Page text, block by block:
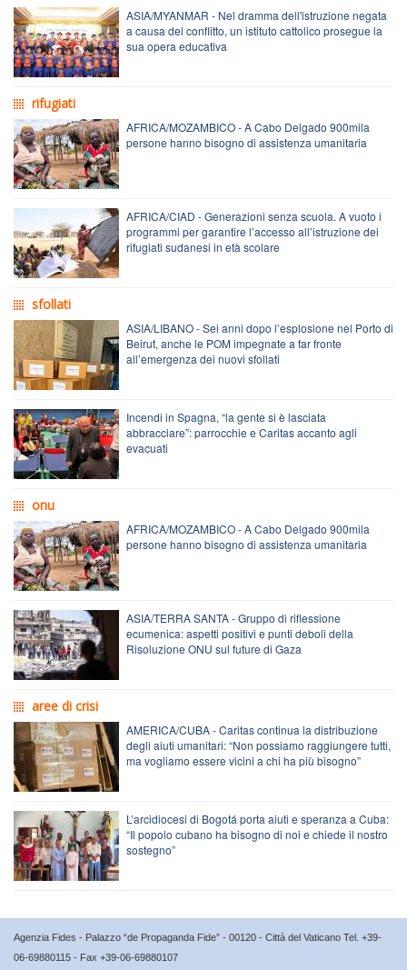
ASIA/MYANMAR - Nel dramma dell'istruzione negata
a causa del conflitto, un istituto cattolico prosegue la
sua opera educativa
rifugiati
AFRICA/MOZAMBICO - A Cabo Delgado 900mila
persone hanno bisogno di assistenza umanitaria
AFRICA/CIAD - Generazioni senza scuola. A vuoto i
programmi per garantire l’accesso all’istruzione dei
rifugiati sudanesi in età scolare
sfollati
ASIA/LIBANO - Sei anni dopo l’esplosione nel Porto di
Beirut, anche le POM impegnate a far fronte
all’emergenza dei nuovi sfollati
Incendi in Spagna, “la gente si è lasciata
abbracciare”: parrocchie e Caritas accanto agli
evacuati
onu
AFRICA/MOZAMBICO - A Cabo Delgado 900mila
persone hanno bisogno di assistenza umanitaria
ASIA/TERRA SANTA - Gruppo di riflessione
ecumenica: aspetti positivi e punti deboli della
Risoluzione ONU sul future di Gaza
aree di crisi
AMERICA/CUBA - Caritas continua la distribuzione
degli aiuti umanitari: “Non possiamo raggiungere tutti,
ma vogliamo essere vicini a chi ha più bisogno”
L’arcidiocesi di Bogotá porta aiuti e speranza a Cuba:
“Il popolo cubano ha bisogno di noi e chiede il nostro
sostegno”
Agenzia Fides - Palazzo “de Propaganda Fide” - 00120 - Città del Vaticano Tel. +39-
06-69880115 - Fax +39-06-69880107